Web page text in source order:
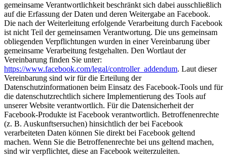
gemeinsame Verantwortlichkeit beschränkt sich dabei ausschließlich
auf die Erfassung der Daten und deren Weitergabe an Facebook.
Die nach der Weiterleitung erfolgende Verarbeitung durch Facebook
ist nicht Teil der gemeinsamen Verantwortung. Die uns gemeinsam
obliegenden Verpflichtungen wurden in einer Vereinbarung über
gemeinsame Verarbeitung festgehalten. Den Wortlaut der
Vereinbarung finden Sie unter:
https://www.facebook.com/legal/controller_addendum. Laut dieser
Vereinbarung sind wir für die Erteilung der
Datenschutzinformationen beim Einsatz des Facebook-Tools und für
die datenschutzrechtlich sichere Implementierung des Tools auf
unserer Website verantwortlich. Für die Datensicherheit der
Facebook-Produkte ist Facebook verantwortlich. Betroffenenrechte
(z. B. Auskunftsersuchen) hinsichtlich der bei Facebook
verarbeiteten Daten können Sie direkt bei Facebook geltend
machen. Wenn Sie die Betroffenenrechte bei uns geltend machen,
sind wir verpflichtet, diese an Facebook weiterzuleiten.